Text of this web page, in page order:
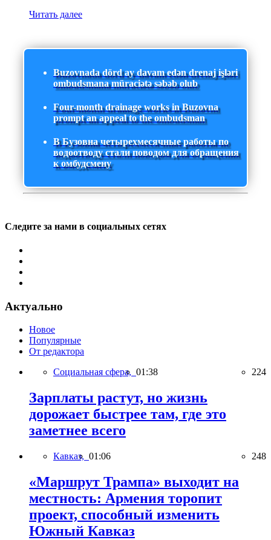
Читать далее
Buzovnada dörd ay davam edən drenaj işləri
ombudsmana müraciətə səbəb olub
Four-month drainage works in Buzovna
prompt an appeal to the ombudsman
В Бузовна четырехмесячные работы по
водоотводу стали поводом для обращения
к омбудсмену
Следите за нами в социальных сетях
Актуально
Новое
Популярные
От редактора
Социальная сфера, 01:38 224
Зарплаты растут, но жизнь
дорожает быстрее там, где это
заметнее всего
Кавказ, 01:06 248
«Маршрут Трампа» выходит на
местность: Армения торопит
проект, способный изменить
Южный Кавказ